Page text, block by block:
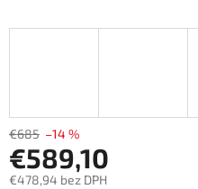
€685 –14 %
€589,10
€478,94 bez DPH